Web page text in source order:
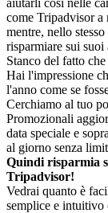
come Tripadvisor a
mentre, nello
risparmiare sui
Stanco del fatto
Hai l'impressione
l'anno come se
Cerchiamo al tuo
Promozionali
data speciale e
al giorno senza
Quindi risparmia
Tripadvisor!
Vedrai quanto è
semplice e intuitivo